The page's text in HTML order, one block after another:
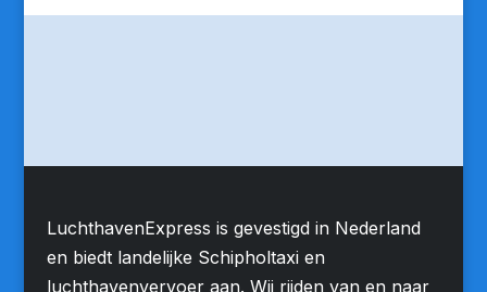
LuchthavenExpress is gevestigd in Nederland
en biedt landelijke Schipholtaxi en
luchthavenvervoer aan. Wij rijden van en naar